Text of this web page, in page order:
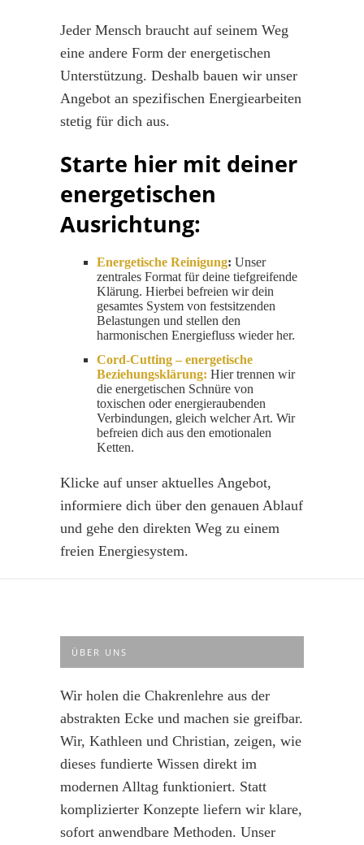
Jeder Mensch braucht auf seinem Weg
eine andere Form der energetischen
Unterstützung. Deshalb bauen wir unser
Angebot an spezifischen Energiearbeiten
stetig für dich aus.
Starte hier mit deiner
energetischen
Ausrichtung:
Energetische Reinigung: Unser
zentrales Format für deine tiefgreifende
Klärung. Hierbei befreien wir dein
gesamtes System von festsitzenden
Belastungen und stellen den
harmonischen Energiefluss wieder her.
Cord-Cutting – energetische
Beziehungsklärung: Hier trennen wir
die energetischen Schnüre von
toxischen oder energieraubenden
Verbindungen, gleich welcher Art. Wir
befreien dich aus den emotionalen
Ketten.
Klicke auf unser aktuelles Angebot,
informiere dich über den genauen Ablauf
und gehe den direkten Weg zu einem
freien Energiesystem.
ÜBER UNS
Wir holen die Chakrenlehre aus der
abstrakten Ecke und machen sie greifbar.
Wir, Kathleen und Christian, zeigen, wie
dieses fundierte Wissen direkt im
modernen Alltag funktioniert. Statt
komplizierter Konzepte liefern wir klare,
sofort anwendbare Methoden. Unser